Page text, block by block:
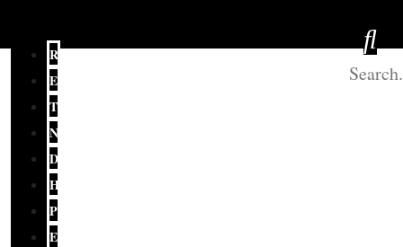
REDAKSI
EDITORIAL
TERKINI
NASIONAL
DAERAH
HUKUM
POLITIK
EKONOMI